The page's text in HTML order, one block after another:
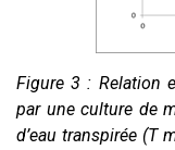
Figure 3 : Relation
par une culture de
d’eau transpirée (T